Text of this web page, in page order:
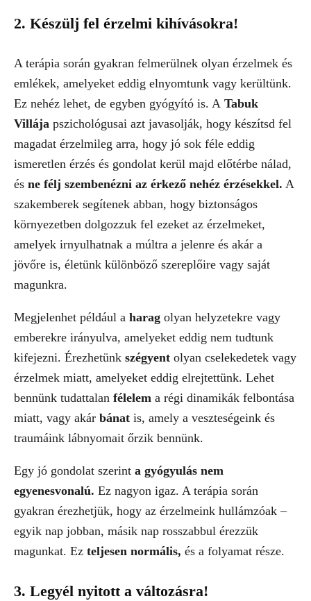
2. Készülj fel érzelmi kihívásokra!
A terápia során gyakran felmerülnek olyan érzelmek és
emlékek, amelyeket eddig elnyomtunk vagy kerültünk.
Ez nehéz lehet, de egyben gyógyító is. A Tabuk
Villája pszichológusai azt javasolják, hogy készítsd fel
magadat érzelmileg arra, hogy jó sok féle eddig
ismeretlen érzés és gondolat kerül majd előtérbe nálad,
és ne félj szembenézni az érkező nehéz érzésekkel. A
szakemberek segítenek abban, hogy biztonságos
környezetben dolgozzuk fel ezeket az érzelmeket,
amelyek irnyulhatnak a múltra a jelenre és akár a
jövőre is, életünk különböző szereplőire vagy saját
magunkra.
Megjelenhet például a harag olyan helyzetekre vagy
emberekre irányulva, amelyeket eddig nem tudtunk
kifejezni. Érezhetünk szégyent olyan cselekedetek vagy
érzelmek miatt, amelyeket eddig elrejtettünk. Lehet
bennünk tudattalan félelem a régi dinamikák felbontása
miatt, vagy akár bánat is, amely a veszteségeink és
traumáink lábnyomait őrzik bennünk.
Egy jó gondolat szerint a gyógyulás nem
egyenesvonalú. Ez nagyon igaz. A terápia során
gyakran érezhetjük, hogy az érzelmeink hullámzóak –
egyik nap jobban, másik nap rosszabbul érezzük
magunkat. Ez teljesen normális, és a folyamat része.
3. Legyél nyitott a változásra!